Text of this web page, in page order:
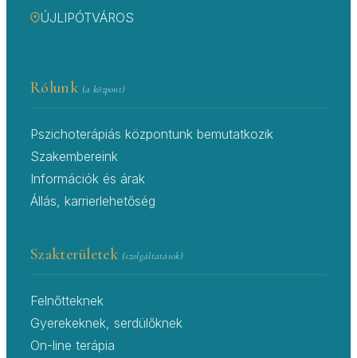
ÚJLIPÓTVÁROS
Rólunk (a központ)
Pszichoterápiás központunk bemutatkozik
Szakembereink
Információk és árak
Állás, karrierlehetőség
Szakterületek (szolgáltatások)
Felnőtteknek
Gyerekeknek, serdülőknek
On-line terápia